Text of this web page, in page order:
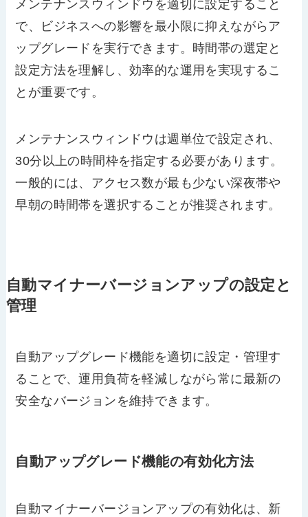
メンテナンスウィンドウを適切に設定すること
で、ビジネスへの影響を最小限に抑えながらア
ップグレードを実行できます。時間帯の選定と
設定方法を理解し、効率的な運用を実現するこ
とが重要です。
メンテナンスウィンドウは週単位で設定され、
30分以上の時間枠を指定する必要があります。
一般的には、アクセス数が最も少ない深夜帯や
早朝の時間帯を選択することが推奨されます。
自動マイナーバージョンアップの設定と
管理
自動アップグレード機能を適切に設定・管理す
ることで、運用負荷を軽減しながら常に最新の
安全なバージョンを維持できます。
自動アップグレード機能の有効化方法
自動マイナーバージョンアップの有効化は、新